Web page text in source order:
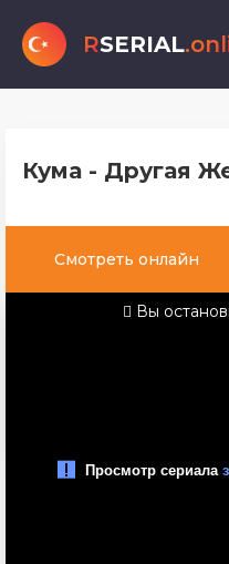
RSERIAL
Кума - Другая
Смотреть онлайн
Вы